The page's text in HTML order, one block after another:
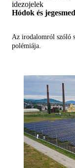
Hódok és
Az irodalomról szóló
polémiája.